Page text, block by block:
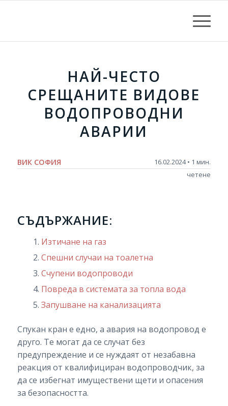
НАЙ-ЧЕСТО
СРЕЩАНИТЕ ВИДОВЕ
ВОДОПРОВОДНИ
АВАРИИ
ВИК СОФИЯ
16.02.2024 • 1 мин.
четене
СЪДЪРЖАНИЕ:
Изтичане на газ
Спешни случаи на тоалетна
Счупени водопроводи
Повреда в системата за топла вода
Запушване на канализацията
Спукан кран е едно, а авария на водопровод е
друго. Те могат да се случат без
предупреждение и се нуждаят от незабавна
реакция от квалифициран водопроводчик, за
да се избегнат имуществени щети и опасения
за безопасността.